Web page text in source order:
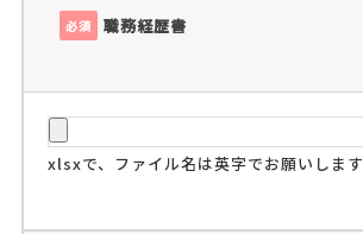
必須 職務経歴書
xlsxで、ファイル名は英字でお願いします